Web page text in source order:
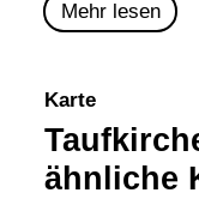
Mehr lesen
Karte
ähnliche